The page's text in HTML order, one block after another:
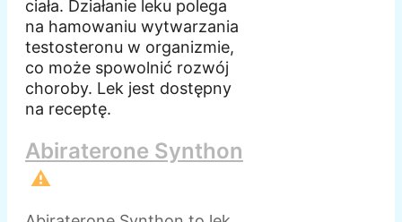
ciała. Działanie leku polega
na hamowaniu wytwarzania
testosteronu w organizmie,
co może spowolnić rozwój
choroby. Lek jest dostępny
na receptę.
Abiraterone Synthon
⚠️